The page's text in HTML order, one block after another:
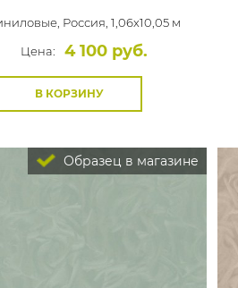
Россия, 1,06x10,05 м
Цена:
4 100 руб.
В КОРЗИНУ
Образец в магазине